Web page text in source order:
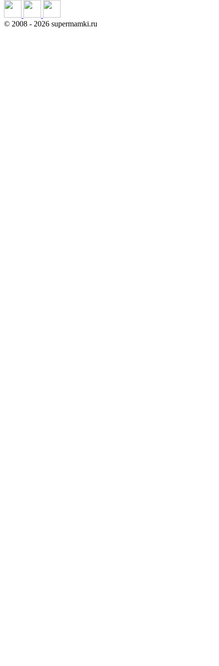
© 2008 - 2026 supermamki.ru